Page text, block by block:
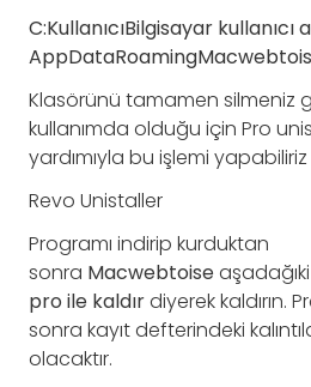
C:KullanıcıBilgisayar kullanıcı
Klasörünü tamamen silmeniz
kullanımda olduğu için Pro
yardımıyla bu işlemi yapabiliriz
Revo Unistaller
Programı indirip kurduktan
sonra Macwebtoise
pro ile kaldırdiyerek kaldırın.
sonra kayıt defterindeki
olacaktır.